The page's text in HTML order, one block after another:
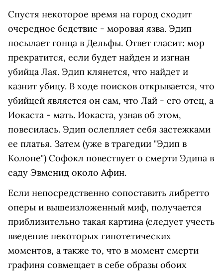
Спустя некоторое время на город сходит
очередное бедствие - моровая язва. Эдип
посылает гонца в Дельфы. Ответ гласит: мор
прекратится, если будет найден и изгнан
убийца Лая. Эдип клянется, что найдет и
казнит убицу. В ходе поисков открывается, что
убийцей является он сам, что Лай - его отец, а
Иокаста - мать. Иокаста, узнав об этом,
повесилась. Эдип ослепляет себя застежками
ее платья. Затем (уже в трагедии "Эдип в
Колоне") Софокл повествует о смерти Эдипа в
саду Эвменид около Афин.
Если непосредственно сопоставить либретто
оперы и вышеизложенный миф, получается
приблизительно такая картина (следует учесть
введение некоторых гипотетических
моментов, а также то, что в момент смерти
графиня совмещает в себе образы обоих